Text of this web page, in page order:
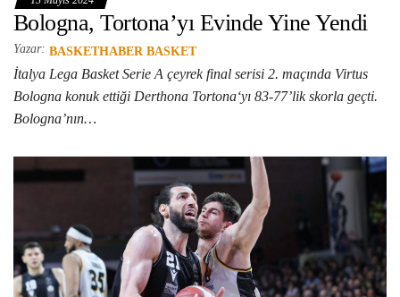
Bologna, Tortona’yı Evinde Yine Yendi
Yazar: BASKETHABER BASKET
İtalya Lega Basket Serie A çeyrek final serisi 2. maçında Virtus
Bologna konuk ettiği Derthona Tortona‘yı 83-77’lik skorla geçti.
Bologna’nın…